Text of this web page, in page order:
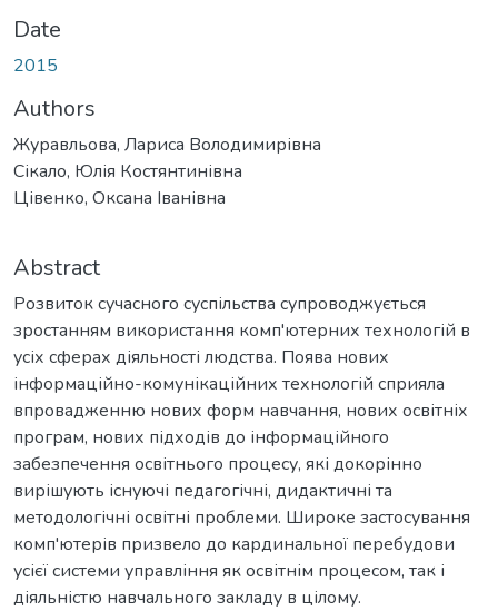
Date
2015
Authors
Журавльова, Лариса Володимирівна
Сікало, Юлія Костянтинівна
Цівенко, Оксана Іванівна
Abstract
Розвиток сучасного суспільства супроводжується
зростанням використання комп'ютерних технологій в
усіх сферах діяльності людства. Поява нових
інформаційно-комунікаційних технологій сприяла
впровадженню нових форм навчання, нових освітніх
програм, нових підходів до інформаційного
забезпечення освітнього процесу, які докорінно
вирішують існуючі педагогічні, дидактичні та
методологічні освітні проблеми. Широке застосування
комп'ютерів призвело до кардинальної перебудови
усієї системи управління як освітнім процесом, так і
діяльністю навчального закладу в цілому.